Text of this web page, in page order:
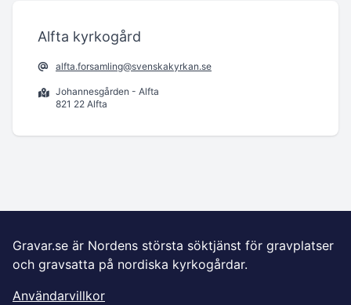
Alfta kyrkogård
alfta.forsamling@svenskakyrkan.se
Johannesgården - Alfta
821 22 Alfta
Gravar.se är Nordens största söktjänst för gravplatser
och gravsatta på nordiska kyrkogårdar.
Användarvillkor